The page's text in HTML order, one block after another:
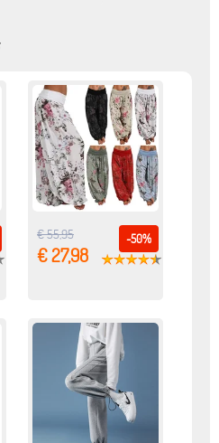
-50%
€ 55,95
€ 27,98